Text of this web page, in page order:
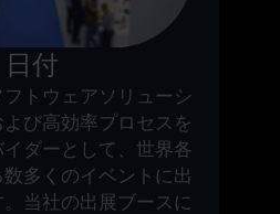
日付
トウェアソリューシ
び高効率プロセスを
ダーとして、世界各
多くのイベントに出
当社の出展ブースに